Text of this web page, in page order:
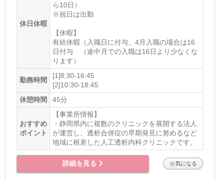
休日休暇
ら10日）
※祝日は出勤
【休暇】
有給休暇（入職日に付与。4月入職の場合は16
日付与 （途中月での入職は16日より少なくな
ります）
勤務時間
[1]8:30-16:45
[2]10:30-18:45
休憩時間
45分
おすすめ
ポイント
【事業所情報】
・静岡県内に複数のクリニックを展開する法人
が運営し、透析合併症の早期発見に努めるなど
地域に根差した人工透析内科クリニックです。
詳細を見る 気になる